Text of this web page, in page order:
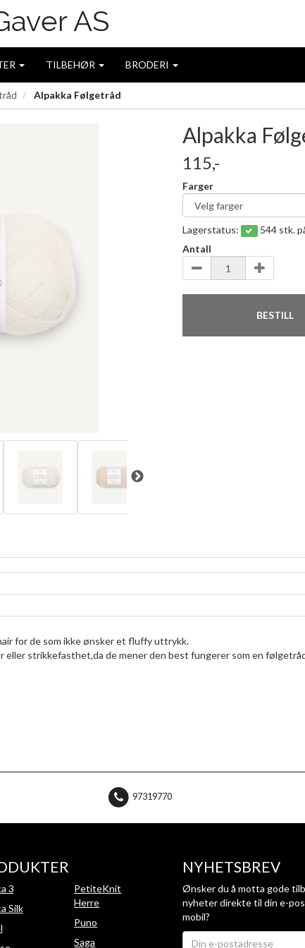
TILBEHØR BRODERI
Alpakka Følgetråd
Alpakka
115,-
Farger
Lagerstatus:
544 stk.
Antall
BESTILL
for de som ikke ønsker et fluffy uttrykk.
eller strikkefasthet,da de mener den best fungerer som en
97319770
3
Silk
PetiteKnit
Herre
Puno
Saga
NYHETSBREV
Ønsker du å motta gode
nyheter direkte til din e-
mobil?